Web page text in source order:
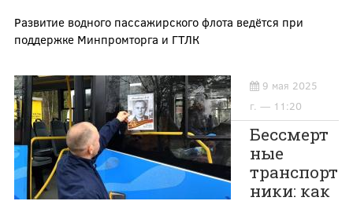
Развитие водного пассажирского флота ведётся при
поддержке Минпромторга и ГТЛК
9 мая 2025
г. — 11:20
Бессмерт
ные
транспорт
ники: как